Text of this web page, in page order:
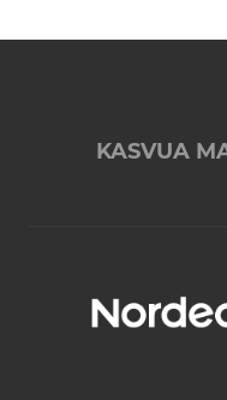
KASVUA